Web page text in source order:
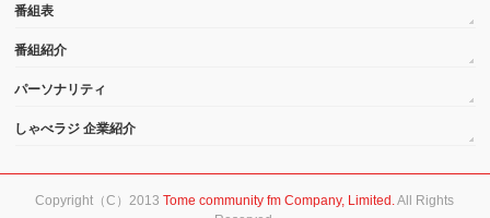
番組表
番組紹介
パーソナリティ
しゃべラジ 企業紹介
Copyright（C）2013Tome community fm Company, Limited.All Rights